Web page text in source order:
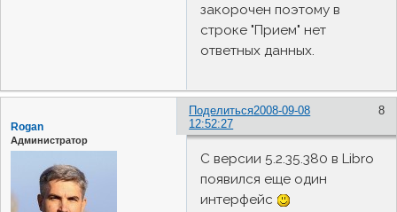
закорочен поэтому в
строке "Прием" нет
ответных данных.
Поделиться 8
2008-09-08
12:52:27
Rogan
Администратор
С версии 5.2.35.380 в Libro
появился еще один
интерфейс